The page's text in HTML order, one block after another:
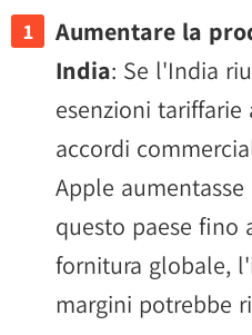
Aumentare la
India: Se l'India
esenzioni tariffarie
accordi
Apple
questo paese fino
fornitura globale,
margini potrebbe